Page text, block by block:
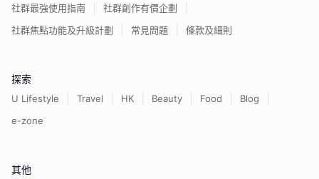
社群最強使用指南
社群創作有價企劃
社群焦點功能及升級計劃
常見問題 條款及細則
探索
U Lifestyle Travel HK Beauty Food
Blog
e-zone
其他